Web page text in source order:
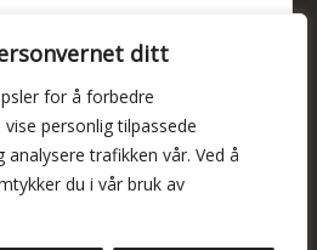
ditt
for å forbedre
personlig tilpassede
trafikken vår. Ved å
du i vår bruk av